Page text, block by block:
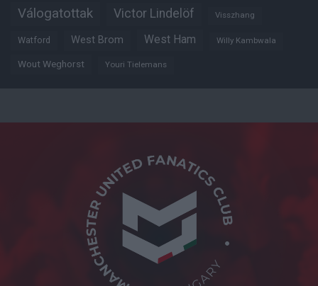
Válogatottak Victor Lindelöf Visszhang
Watford West Brom West Ham Willy Kambwala
Wout Weghorst Youri Tielemans